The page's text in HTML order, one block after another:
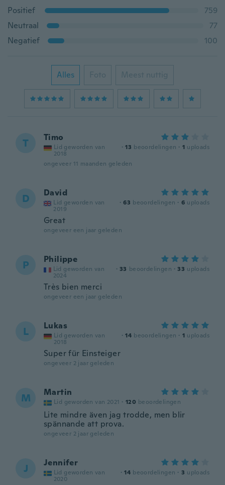
Positief
759
Neutraal
77
Negatief
100
Alles Foto Meest nuttig
T Timo
Lid geworden van
2018
· 13 beoordelingen · 1 uploads
ongeveer 11 maanden geleden
D David
Lid geworden van
2019
· 63 beoordelingen · 6 uploads
Great
ongeveer een jaar geleden
P Philippe
Lid geworden van
2024
· 33 beoordelingen · 33 uploads
Très bien merci
ongeveer een jaar geleden
L Lukas
Lid geworden van
2018
· 14 beoordelingen · 1 uploads
Super für Einsteiger
ongeveer 2 jaar geleden
M Martin
Lid geworden van 2021 · 120 beoordelingen
Lite mindre även jag trodde, men blir
spännande att prova.
ongeveer 2 jaar geleden
J Jennifer
Lid geworden van
2020
· 14 beoordelingen · 3 uploads